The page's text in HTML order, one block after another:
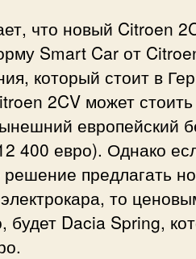
что новый Citroen
Smart Car от
который стоит в
2CV может
европейский
400 евро). Однако
предлагать
то
будет Dacia Spring,